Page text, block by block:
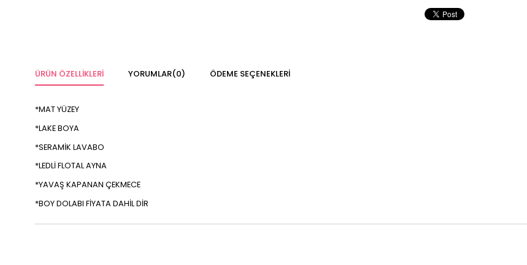
ÜRÜN ÖZELLIKLERI YORUMLAR(0) ÖDEME SEÇENEKLERI
*MAT YÜZEY
*LAKE BOYA
*SERAMİK LAVABO
*LEDLİ FLOTAL AYNA
*YAVAŞ KAPANAN ÇEKMECE
*BOY DOLABI FİYATA DAHİL DİR